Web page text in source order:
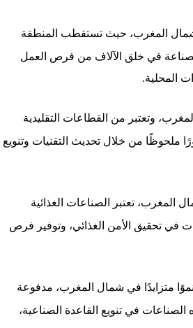
شمال المغرب، حيث تستقطب المنطقة
في خلق الآلاف من فرص العمل
المحلية.
وتعتبر من القطاعات التقليدية
ملحوظًا من خلال تحديث التقنيات وتنويع
المغرب، تعتبر الصناعات الغذائية
في تحقيق الأمن الغذائي، وتوفير فرص
نموًا متزايدًا في شمال المغرب، مدفوعة
في تنويع القاعدة الصناعية،